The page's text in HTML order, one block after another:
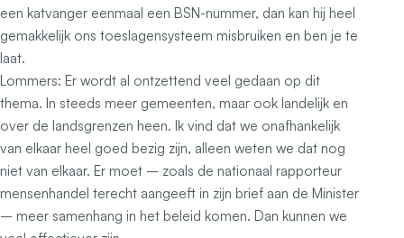
een katvanger eenmaal een BSN-nummer, dan kan hij heel
gemakkelijk ons toeslagensysteem misbruiken en ben je te
laat.
Lommers: Er wordt al ontzettend veel gedaan op dit
thema. In steeds meer gemeenten, maar ook landelijk en
over de landsgrenzen heen. Ik vind dat we onafhankelijk
van elkaar heel goed bezig zijn, alleen weten we dat nog
niet van elkaar. Er moet – zoals de nationaal rapporteur
mensenhandel terecht aangeeft in zijn brief aan de Minister
– meer samenhang in het beleid komen. Dan kunnen we